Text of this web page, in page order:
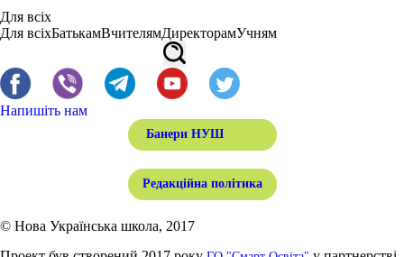
Для всіх
Для всіхБатькамВчителямДиректорамУчням
Напишіть нам
Банери НУШ
Редакційна політика
© Нова Українська школа, 2017